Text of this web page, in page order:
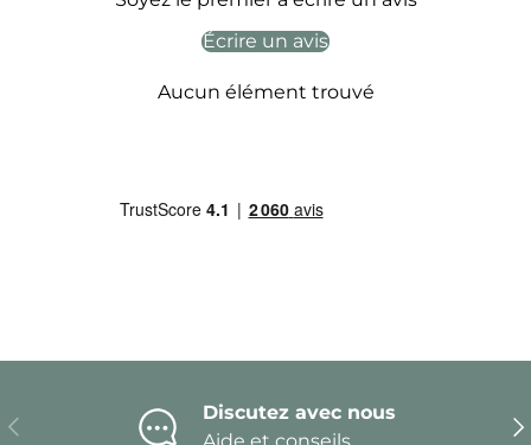
Écrire un avis
Aucun élément trouvé
Précédent
Discutez avec nous